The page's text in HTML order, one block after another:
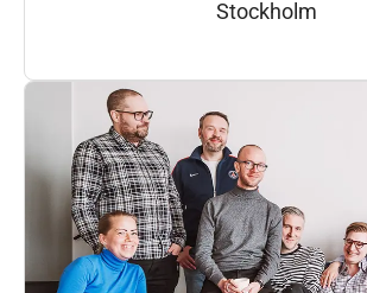
Stockholm